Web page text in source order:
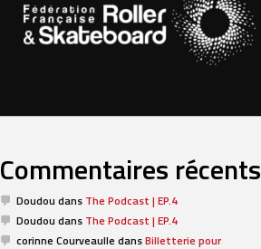
Commentaires récents
Doudou dans The Podcast | EP.4
Doudou dans The Podcast | EP.4
corinne CourveaulledansBilletterie pour